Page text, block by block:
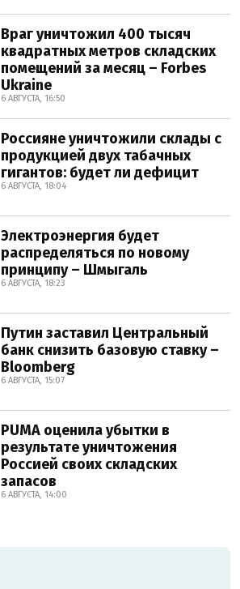
Враг уничтожил 400 тысяч
квадратных метров складских
помещений за месяц – Forbes
Ukraine
6 АВГУСТА, 16:50
Россияне уничтожили склады с
продукцией двух табачных
гигантов: будет ли дефицит
6 АВГУСТА, 18:04
Электроэнергия будет
распределяться по новому
принципу – Шмыгаль
6 АВГУСТА, 18:23
Путин заставил Центральный
банк снизить базовую ставку –
Bloomberg
6 АВГУСТА, 15:07
PUMA оценила убытки в
результате уничтожения
Россией своих складских
запасов
6 АВГУСТА, 14:00